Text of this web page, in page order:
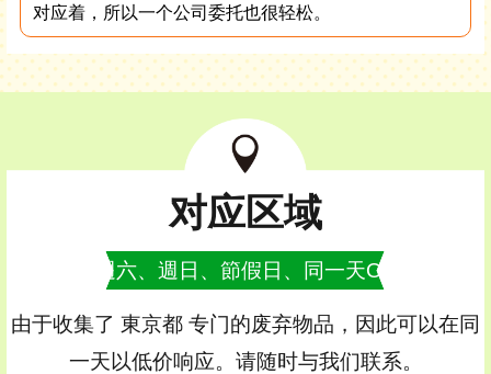
对应着，所以一个公司委托也很轻松。
对应区域
週六、週日、節假日、同一天OK
由于收集了 東京都 专门的废弃物品，因此可以在同
一天以低价响应。请随时与我们联系。